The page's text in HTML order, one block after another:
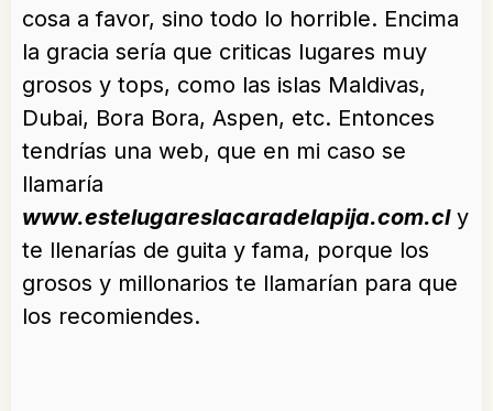
cosa a favor, sino todo lo horrible. Encima
la gracia sería que criticas lugares muy
grosos y tops, como las islas Maldivas,
Dubai, Bora Bora, Aspen, etc. Entonces
tendrías una web, que en mi caso se
llamaría
www.estelugareslacaradelapija.com.cly
te llenarías de guita y fama, porque los
grosos y millonarios te llamarían para que
los recomiendes.